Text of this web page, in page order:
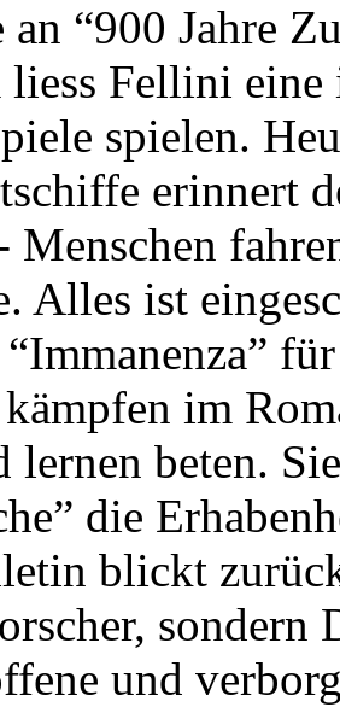
an “900 Jahre
liess Fellini
spielen.
erinnert
Alles ist
im
lernen beten.
die
blickt
sondern
und